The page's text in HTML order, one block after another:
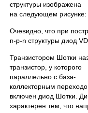
структуры изображена
на следующем рисунке:
Очевидно, что при
n-p-n структуры диод
Транзистором Шотки
транзистор, у которого
параллельно с база-
коллекторным
включен диод Шотки.
характерен тем, что